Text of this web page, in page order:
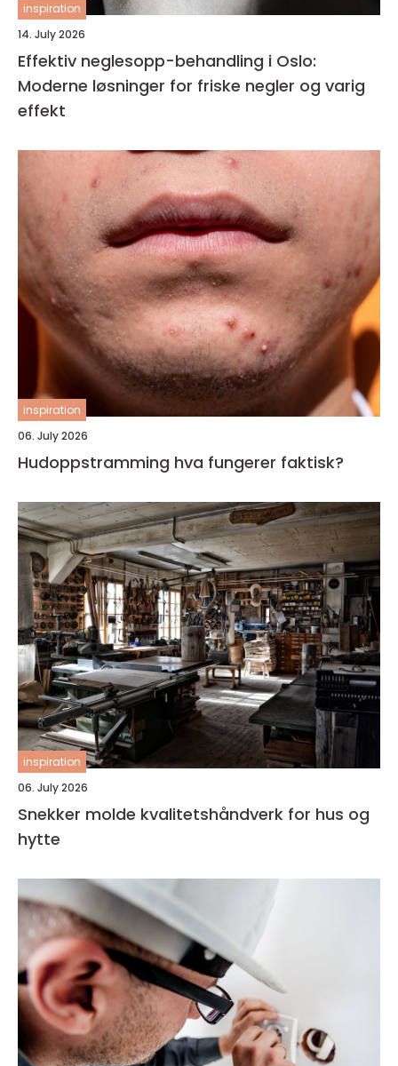
inspiration
14. July 2026
Effektiv neglesopp-behandling i Oslo:
Moderne løsninger for friske negler og varig
effekt
inspiration
06. July 2026
Hudoppstramming hva fungerer faktisk?
inspiration
06. July 2026
Snekker molde kvalitetshåndverk for hus og
hytte